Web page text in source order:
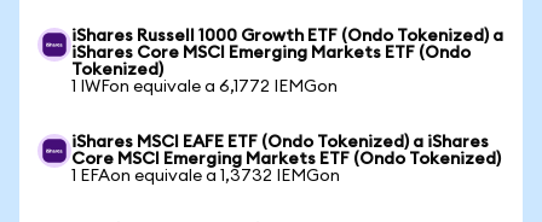
iShares Russell 1000 Growth ETF (Ondo Tokenized) a
iShares Core MSCI Emerging Markets ETF (Ondo
Tokenized)
1 IWFon equivale a 6,1772 IEMGon
iShares MSCI EAFE ETF (Ondo Tokenized) a iShares
Core MSCI Emerging Markets ETF (Ondo Tokenized)
1 EFAon equivale a 1,3732 IEMGon